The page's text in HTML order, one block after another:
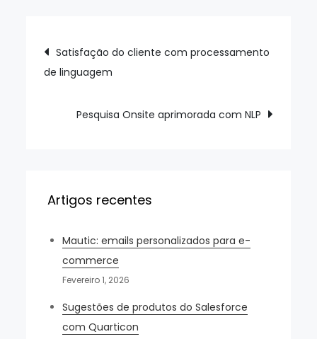
Navegação
de
artigos
Satisfação do cliente com processamento
de linguagem
Pesquisa Onsite aprimorada com NLP
Artigos recentes
Mautic: emails personalizados para e-
commerce
Fevereiro 1, 2026
Sugestões de produtos do Salesforce
com Quarticon